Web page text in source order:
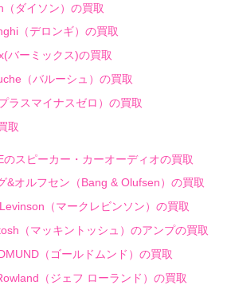
（ダイソン）の買取
（デロンギ）の買取
バーミックス)の買取
（バルーシュ）の買取
ラスマイナスゼロ）の買取
取
のスピーカー・カーオーディオの買取
&オルフセン（Bang & Olufsen）の買取
（マークレビンソン）の買取
（マッキントッシュ）のアンプの買取
（ゴールドムンド）の買取
（ジェフ ローランド）の買取